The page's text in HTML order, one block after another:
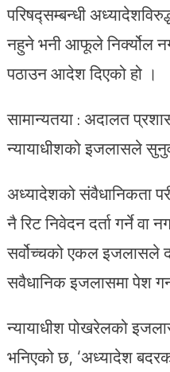
परिषद्सम्बन्धी
नहुने भनी आफूले निर्क्योल
पठाउन आदेश दिएको हो ।
सामान्यतया : अदालत
न्यायाधीशको इजलासले
अध्यादेशको संवैधानिकता
नै रिट निवेदन दर्ता गर्ने वा
सर्वोच्चको एकल इजलासले
सवैधानिक इजलासमा पेश
न्यायाधीश पोखरेलको
भनिएको छ, ‘अध्यादेश